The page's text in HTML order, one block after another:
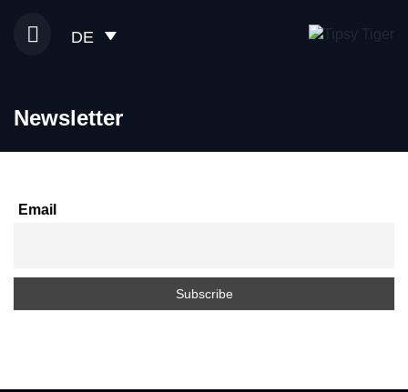
DE
Newsletter
Email